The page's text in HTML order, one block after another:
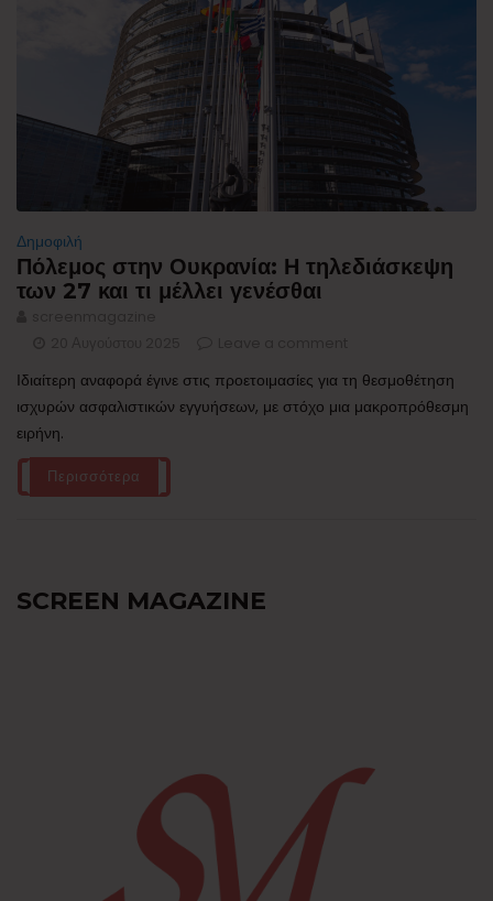
Δημοφιλή
Πόλεμος στην Ουκρανία: Η τηλεδιάσκεψη
των 27 και τι μέλλει γενέσθαι
Ιδιαίτερη αναφορά έγινε στις προετοιμασίες για τη θεσμοθέτηση
ισχυρών ασφαλιστικών εγγυήσεων, με στόχο μια μακροπρόθεσμη
ειρήνη.
Περισσότερα
SCREEN MAGAZINE